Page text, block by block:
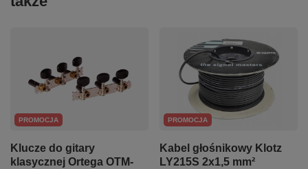
PROMOCJA
Klucze do gitary
klasycznej Ortega OTM-
PROMOCJA
Kabel głośnikowy Klotz
LY215S 2x1,5 mm²